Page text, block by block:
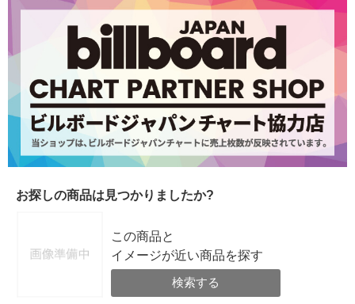
お探しの商品は見つかりましたか?
この商品と
イメージが近い商品を探す
検索する